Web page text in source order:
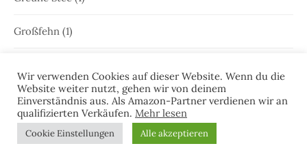
Großfehn (1)
Hammrich(1)
Hans-Rainer Riekers(8)
Wir verwenden Cookies auf dieser Website. Wenn du die
Website weiter nutzt, gehen wir von deinem
Einverständnis aus. Als Amazon-Partner verdienen wir an
qualifizierten Verkäufen. Mehr lesen
Cookie Einstellungen Alle akzeptieren